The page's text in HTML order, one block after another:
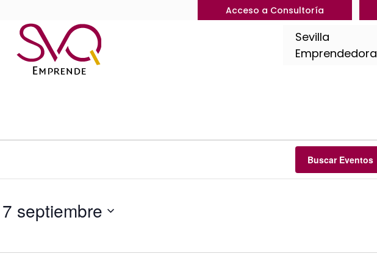
Acceso a Consultoría
Sevilla
Emprendedora
Buscar Eventos
septiembre